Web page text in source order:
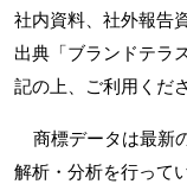
社内資料、社外報告
出典「ブランドテラ
記の上、ご利用くださ
商標データは最新
解析・分析を行って